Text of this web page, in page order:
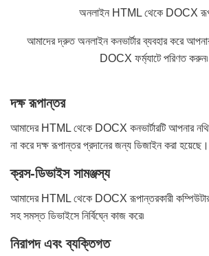
অনলাইন HTML থেকে DOCX
আমাদের দ্রুত অনলাইন কনভার্টার ব্যবহার করে
DOCX ফর্ম্যাটে পরিণত করুন৷
দক্ষ রূপান্তর
আমাদের HTML থেকে DOCX কনভার্টারটি আপনার
না করে দক্ষ রূপান্তর প্রদানের জন্য ডিজাইন করা হয়েছে।
ক্রস-ডিভাইস সামঞ্জস্য
আমাদের HTML থেকে DOCX রূপান্তরকারী কম্পিউটার,
সহ সমস্ত ডিভাইসে নির্বিঘ্নে কাজ করে৷
নিরাপদ এবং ব্যক্তিগত